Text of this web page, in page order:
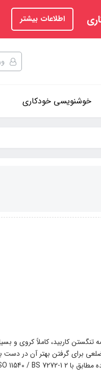
اطلاعات بیشتر
خوشنویسی خودکاری
کلیکی شکل شش ضلعی برای گرفتن بهتر آن